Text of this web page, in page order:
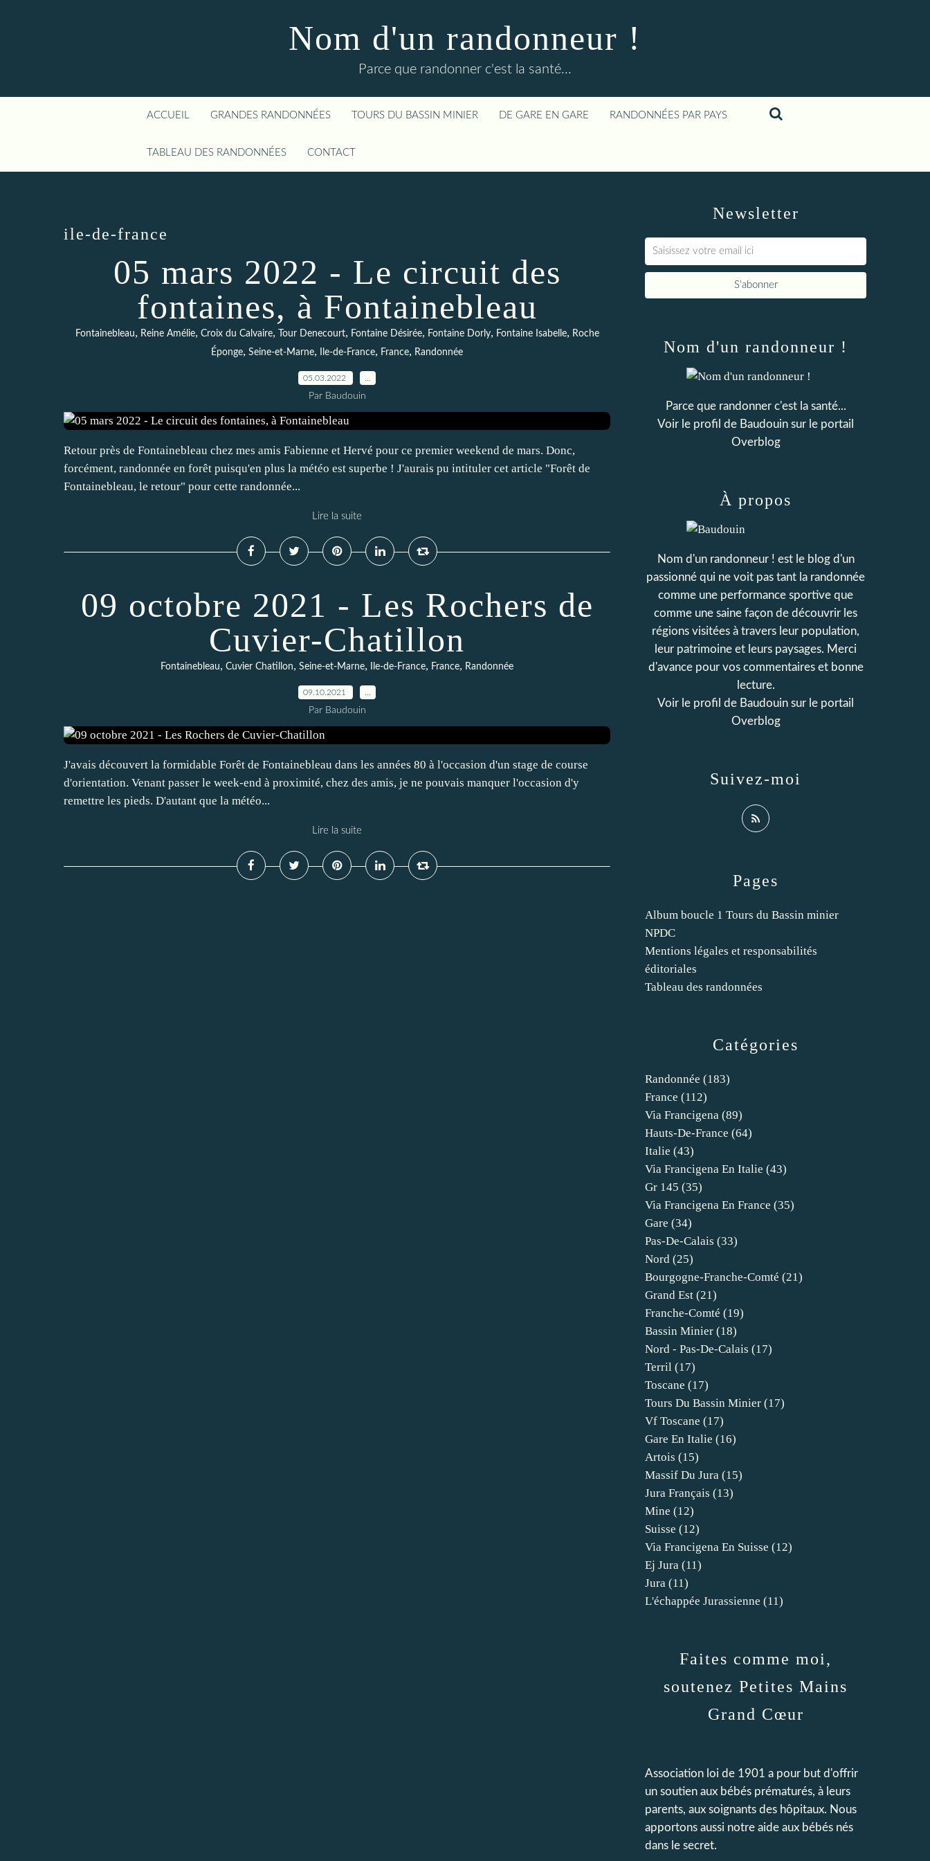
Nom d'un randonneur !
Parce que randonner c'est la santé...
ACCUEIL GRANDES RANDONNÉES TOURS DU BASSIN MINIER DE GARE EN GARE RANDONNÉES PAR PAYS
TABLEAU DES RANDONNÉES CONTACT
ile-de-france
05 mars 2022 - Le circuit des
fontaines, à Fontainebleau
Fontainebleau, Reine Amélie, Croix du Calvaire, Tour Denecourt, Fontaine Désirée, Fontaine Dorly, Fontaine Isabelle, Roche
Éponge, Seine-et-Marne, Ile-de-France, France, Randonnée
05.03.2022
Par Baudouin
Retour près de Fontainebleau chez mes amis Fabienne et Hervé pour ce premier weekend de mars. Donc,
forcément, randonnée en forêt puisqu'en plus la météo est superbe ! J'aurais pu intituler cet article "Forêt de
Fontainebleau, le retour" pour cette randonnée...
Lire la suite
09 octobre 2021 - Les Rochers de
Cuvier-Chatillon
Fontainebleau, Cuvier Chatillon, Seine-et-Marne, Ile-de-France, France, Randonnée
09.10.2021
Par Baudouin
J'avais découvert la formidable Forêt de Fontainebleau dans les années 80 à l'occasion d'un stage de course
d'orientation. Venant passer le week-end à proximité, chez des amis, je ne pouvais manquer l'occasion d'y
remettre les pieds. D'autant que la météo...
Lire la suite
Newsletter
Catégories
Randonnée (183)
France (112)
Via Francigena (89)
Hauts-De-France (64)
Italie (43)
Via Francigena En Italie (43)
Gr 145 (35)
Via Francigena En France (35)
Gare (34)
Pas-De-Calais (33)
Nord (25)
Bourgogne-Franche-Comté (21)
Grand Est (21)
Franche-Comté (19)
Bassin Minier (18)
Nord - Pas-De-Calais (17)
Terril (17)
Toscane (17)
Tours Du Bassin Minier (17)
Vf Toscane (17)
Gare En Italie (16)
Artois (15)
Massif Du Jura (15)
Jura Français (13)
Mine (12)
Suisse (12)
Via Francigena En Suisse (12)
Ej Jura (11)
Jura (11)
L'échappée Jurassienne (11)
Pages
Album boucle 1 Tours du Bassin minier
NPDC
Mentions légales et responsabilités
éditoriales
Tableau des randonnées
Nom d'un randonneur !
Parce que randonner c'est la santé...
Voir le profil de Baudouin sur le portail
Overblog
Suivez-moi
À propos
Nom d'un randonneur ! est le blog d'un
passionné qui ne voit pas tant la randonnée
comme une performance sportive que
comme une saine façon de découvrir les
régions visitées à travers leur population,
leur patrimoine et leurs paysages. Merci
d'avance pour vos commentaires et bonne
lecture.
Voir le profil de Baudouin sur le portail
Overblog
Faites comme moi,
soutenez Petites Mains
Grand Cœur
Association loi de 1901 a pour but d'offrir
un soutien aux bébés prématurés, à leurs
parents, aux soignants des hôpitaux. Nous
apportons aussi notre aide aux bébés nés
dans le secret.